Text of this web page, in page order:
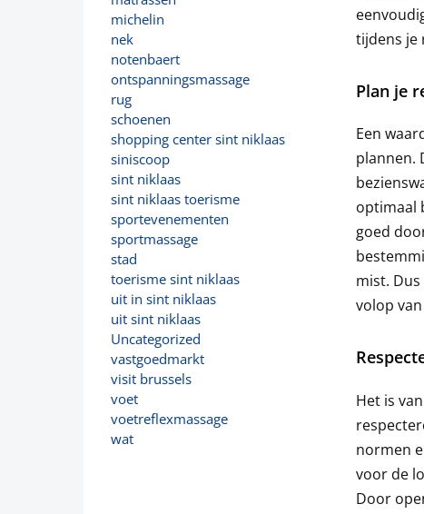
michelin
nek
notenbaert
ontspanningsmassage
rug
schoenen
shopping center sint niklaas
siniscoop
sint niklaas
sint niklaas toerisme
sportevenementen
sportmassage
stad
toerisme sint niklaas
uit in sint niklaas
uit sint niklaas
Uncategorized
vastgoedmarkt
visit brussels
voet
voetreflexmassage
wat
tijdens je
Plan je
Een
plannen.
optimaal
goed
mist.
volop
Het is
normen
voor de
Door